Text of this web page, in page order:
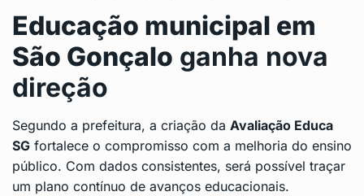
Educação municipal em
São Gonçalo ganha nova
direção
Segundo a prefeitura, a criação da Avaliação Educa
SG fortalece o compromisso com a melhoria do ensino
público. Com dados consistentes, será possível traçar
um plano contínuo de avanços educacionais.